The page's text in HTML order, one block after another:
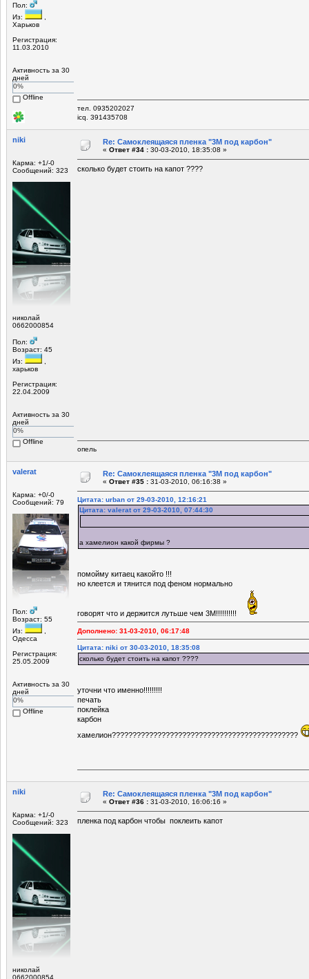
Пол:
Из:
Харьков
Регистрация:
11.03.2010
Активность за 30
дней
0%
Offline
тел. 0935202027
icq. 391435708
niki
Карма: +1/-0
Сообщений: 323
николай
0662000854
Пол:
Возраст: 45
Из:
харьков
Регистрация:
22.04.2009
Активность за 30
дней
0%
Offline
Re: Самоклеящаяся пленка "3М под карбон"
« Ответ #34 : 30-03-2010, 18:35:08 »
сколько будет стоить на капот ????
опель
valerat
Карма: +0/-0
Сообщений: 79
Пол:
Возраст: 55
Из:
Одесса
Регистрация:
25.05.2009
Активность за 30
дней
0%
Offline
Re: Самоклеящаяся пленка "3М под карбон"
« Ответ #35 : 31-03-2010, 06:16:38 »
Цитата: urban от 29-03-2010, 12:16:21
Цитата: valerat от 29-03-2010, 07:44:30
а хамелион какой фирмы ?
помойму китаец какойто !!!
но клеется и тянится под феном нормально
говорят что и держится лутьше чем 3М!!!!!!!!!!
Дополнено: 31-03-2010, 06:17:48
Цитата: niki от 30-03-2010, 18:35:08
сколько будет стоить на капот ????
уточни что именно!!!!!!!!!
печать
поклейка
карбон
хамелион?????????????????????????????????????????????
niki
Карма: +1/-0
Сообщений: 323
николай
0662000854
Re: Самоклеящаяся пленка "3М под карбон"
« Ответ #36 : 31-03-2010, 16:06:16 »
пленка под карбон чтобы поклеить капот